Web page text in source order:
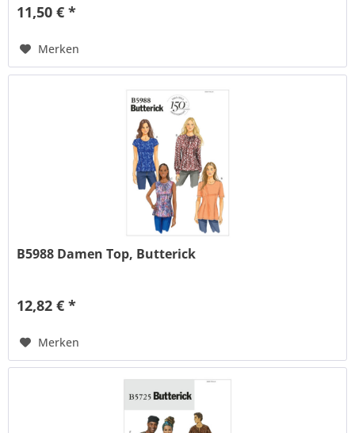
11,50 € *
Merken
B5988 Damen Top, Butterick
12,82 € *
Merken